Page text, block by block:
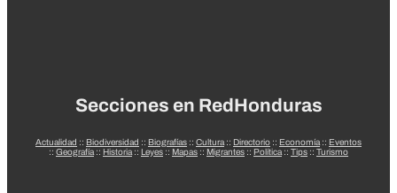
Secciones en RedHonduras
Actualidad :: Biodiversidad :: Biografías :: Cultura :: Directorio :: Economía :: Eventos
:: Geografía :: Historia :: Leyes :: Mapas :: Migrantes :: Política :: Tips :: Turismo